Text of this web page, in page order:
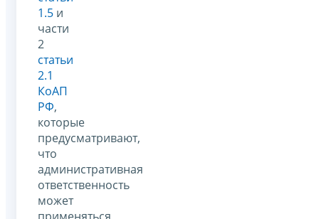
1.5 и
части
2
статьи
2.1
КоАП
РФ,
которые
предусматривают,
что
административная
ответственность
может
применяться